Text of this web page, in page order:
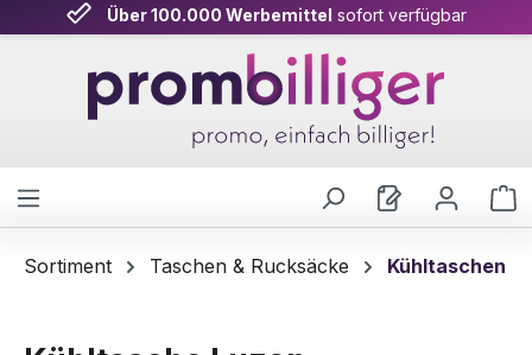
Zum Hauptinhalt springen
Über 100.000 Werbemittel sofort verfügbar
Sortiment Taschen & Rucksäcke Kühltaschen